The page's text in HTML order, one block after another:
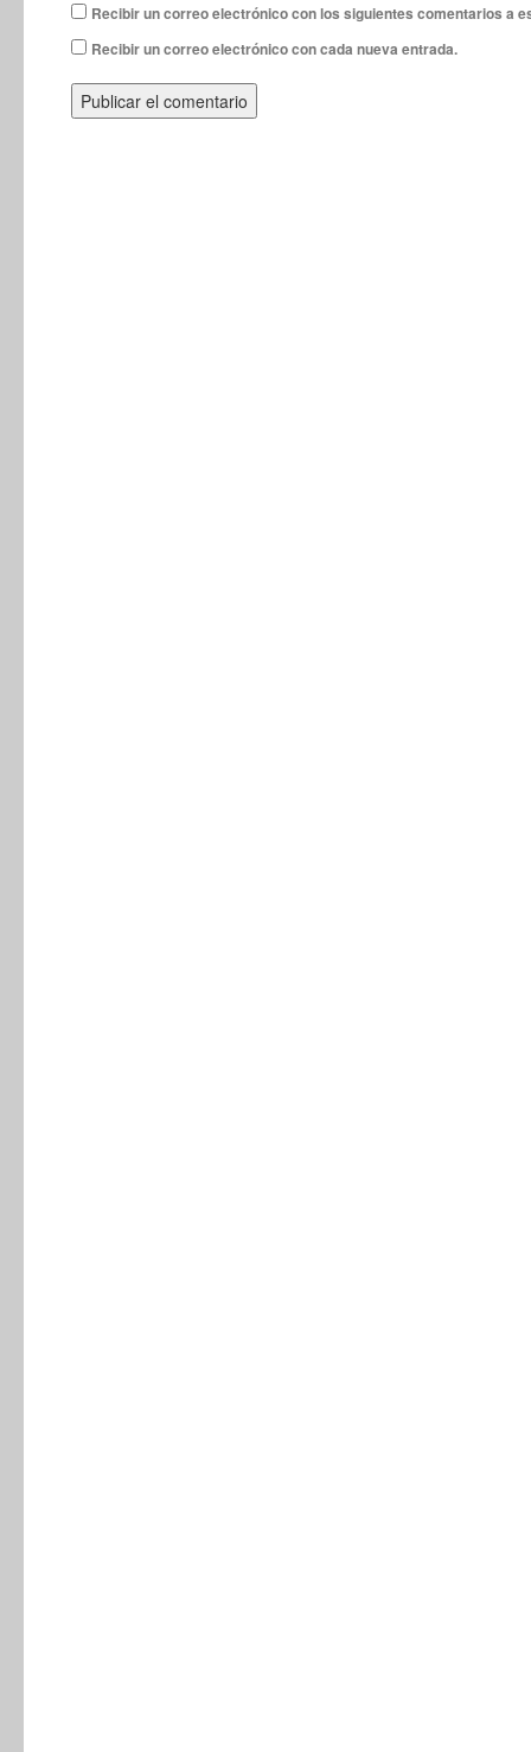
Recibir un correo electrónico con los siguientes comentarios a
Recibir un correo electrónico con cada nueva entrada.